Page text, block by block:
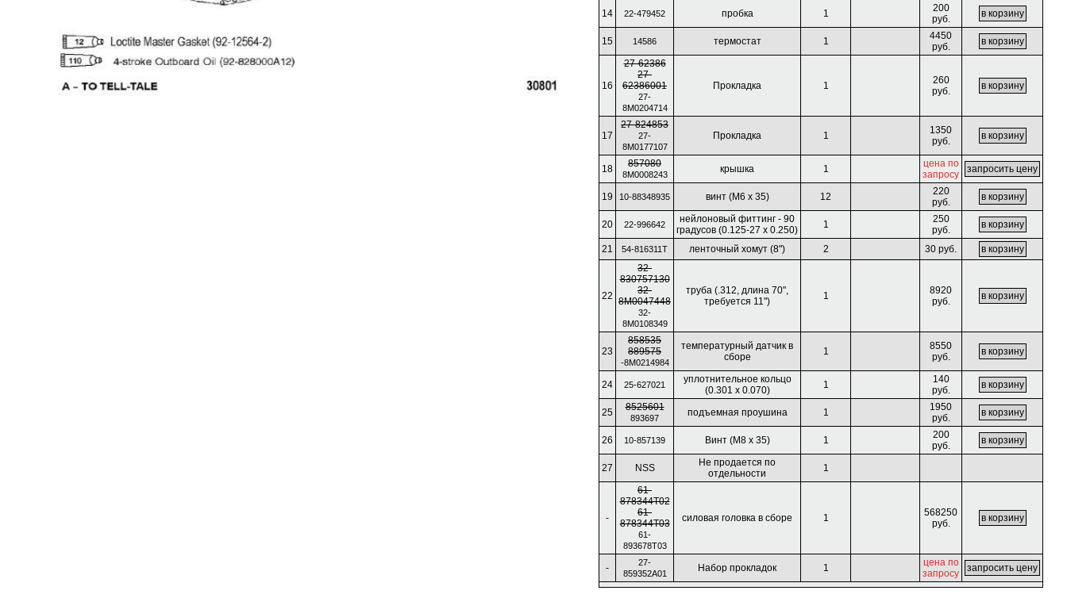
14 22-479452 пробка 1
200
руб.
15
14586 термостат 1
4450
руб.
16
27-62386
27-
62386001
27-
8M0204714
Прокладка 1
260
руб.
17
27-824853
27-
8M0177107
Прокладка 1
1350
руб.
18 857080
8M0008243 крышка 1
цена по
запросу
19
10-88348935 винт (M6 x 35) 12
220
руб.
20
22-996642
нейлоновый фиттинг - 90
градусов (0.125-27 x 0.250)
1
250
руб.
21
54-816311T ленточный хомут (8") 2 30 руб.
22
32-
830757130
32-
8M0047448
32-
8M0108349
труба (.312, длина 70",
требуется 11")
1
8920
руб.
23
858535
889575
-8M0214984
температурный датчик в
сборе
1
8550
руб.
24 25-627021
уплотнительное кольцо
(0.301 x 0.070)
1
140
руб.
25
8525601
893697 подъемная проушина 1
1950
руб.
26
10-857139 Винт (M8 x 35) 1
200
руб.
27
NSS
Не продается по
отдельности
1
-
61-
878344T02
61-
878344T03
61-
893678T03
силовая головка в сборе 1
568250
руб.
-
27-
859352A01
Набор прокладок 1
цена по
запросу